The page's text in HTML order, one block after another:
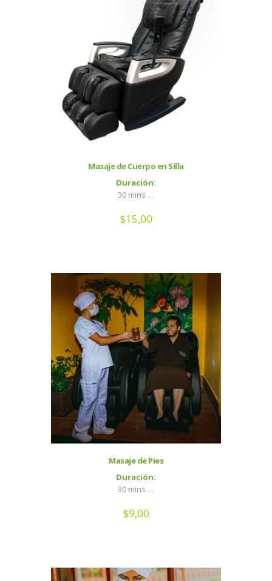
Masaje de Cuerpo en Silla
Duración:
30 mins …
$15,00
Masaje de Pies
Duración:
30 mins …
$9,00